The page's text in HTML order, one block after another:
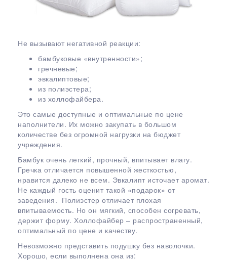
Не вызывают негативной реакции:
бамбуковые «внутренности»;
гречневые;
эвкалиптовые;
из полиэстера;
из холлофайбера.
Это самые доступные и оптимальные по цене
наполнители. Их можно закупать в большом
количестве без огромной нагрузки на бюджет
учреждения.
Бамбук очень легкий, прочный, впитывает влагу.
Гречка отличается повышенной жесткостью,
нравится далеко не всем. Эвкалипт источает аромат.
Не каждый гость оценит такой «подарок» от
заведения. Полиэстер отличает плохая
впитываемость. Но он мягкий, способен согревать,
держит форму. Холлофайбер – распространенный,
оптимальный по цене и качеству.
Невозможно представить подушку без наволочки.
Хорошо, если выполнена она из: